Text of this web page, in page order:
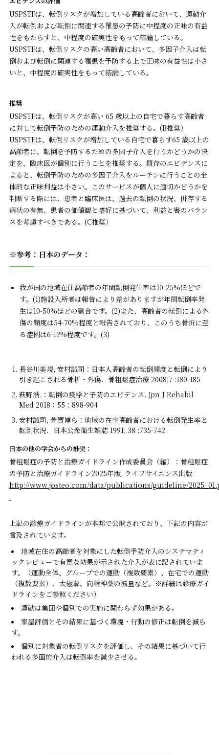
USPSTFは、転倒リスクが増加している高齢者において、運動介
入が転倒および転倒に関連する罹患の予防に中程度の正味の有益
性をもたらすと、中程度の確実性をもって結論している。
USPSTFは、転倒リスクの高い高齢者において、多因子介入は転
倒および転倒に関連する罹患を予防する上で正味の有益性は小さ
いと、中程度の確実性をもって結論している。
推奨
USPSTFは、転倒リスクが高い 65 歳以上の自宅で暮らす高齢者
に対して転倒予防のための運動介入を推奨する。(B推奨）
USPSTFは、転倒リスクが増加している自宅で暮らす65 歳以上の
高齢者に、転倒を予防するための多因子介入を行うかどうかの決
定を、臨床医が個別に行うことを推奨する。既存のエビデンスに
よると、転倒予防のための多因子介入をルーチンに行うことの全
体的な正味利益は小さい。このサービスが個人に適切かどうかを
判断する際には、患者と臨床医は、過去の転倒の状況、併存する
病状の有無、患者の価値観と嗜好に基づいて、利益と害のバラン
スを考慮すべきである。(C推奨）
※参考：日本のデータ：
我が国の地域在住高齢者の年間転倒発生率は10-25%ほどで
す。(1)施設入所者は報告により差がありますが年間転倒率発
生は10-50%ほどの割合です。(2)また、高齢者の転倒による外
傷の頻度は54-70%程度と報告されており、このうち骨折に至
る症例は6-12%程度です。(3)
長谷川美規, 安村誠司：日本人高齢者の転倒頻度と転倒により
引き起こされる骨折・外傷．骨粗鬆症治療 2008;7 :180-185
萩野浩.：転倒の疫学と予防のエビデンス. Jpn J Rehabil
Med 2018；55：898-904
安村誠司, 芳賀博ら：地域の在宅高齢者における転倒発生率と
転倒状況．日本公衆衛生雑誌 1991; 38 :735-742
日本の他の学会からの推奨：
骨粗鬆症の予防と治療ガイドライン作成委員会（編）：骨粗鬆症
の予防と治療ガイドライン2025年版, ライフサイエンス出版
http://www.josteo.com/data/publications/guideline/
上記の診療ガイドラインが本邦で公開されており、下記の内容が
言及されています。
地域在住の高齢者を対象にした転倒予防介入のシステマティ
ックレビューで有意な効果が示された介入が表に記されていま
す。（運動全体、グループでの運動（複数要素）、在宅での運動
（複数要素）、太極拳、向精神薬の減量など。※詳細は診療ガイ
ドラインをご参照ください）
運動は集団や個別での実施に関わらず効果がある。
家屋評価とその結果に基づく環境・行動の修正は転倒を減ら
す。
個別に対象者の転倒リスクを評価し、その結果に基づいて行
われる多面的介入は転倒率を減少させる。